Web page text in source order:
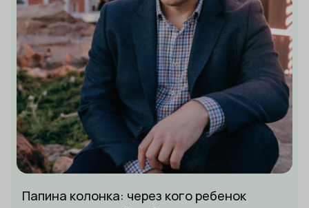
Папина колонка: через кого ребенок